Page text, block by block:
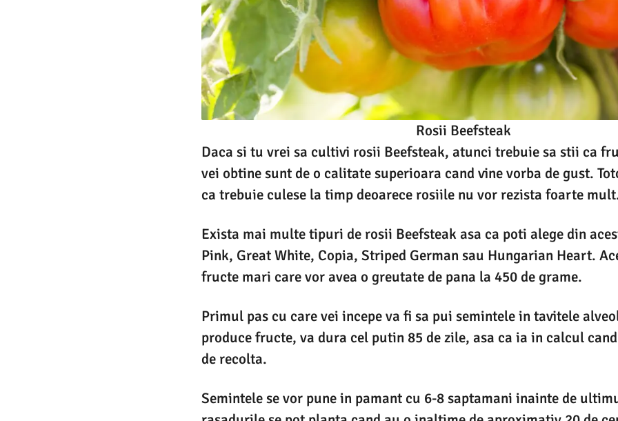
Rosii Beefsteak
Daca si tu vrei sa cultivi rosii Beefsteak, atunci trebuie sa stii ca
vei obtine sunt de o calitate superioara cand vine vorba de gust.
ca trebuie culese la timp deoarece rosiile nu vor rezista foarte
Exista mai multe tipuri de rosii Beefsteak asa ca poti alege din
Pink, Great White, Copia, Striped German sau Hungarian Heart.
fructe mari care vor avea o greutate de pana la 450 de grame.
Primul pas cu care vei incepe va fi sa pui semintele in tavitele
produce fructe, va dura cel putin 85 de zile, asa ca ia in calcul
de recolta.
Semintele se vor pune in pamant cu 6-8 saptamani inainte de